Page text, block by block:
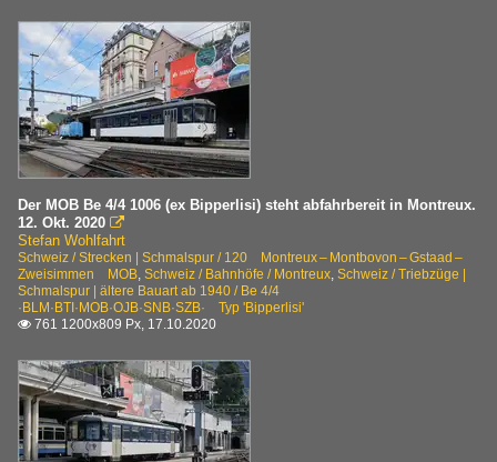
Der MOB Be 4/4 1006 (ex Bipperlisi) steht abfahrbereit in Montreux.
12. Okt. 2020 
Stefan Wohlfahrt
Schweiz / Strecken | Schmalspur / 120 Montreux – Montbovon – Gstaad –
Zweisimmen MOB Schweiz / Bahnhöfe / Montreux Schweiz / Triebzüge |
Schmalspur | ältere Bauart ab 1940 / Be 4/4
·BLM·BTI·MOB·OJB·SNB·SZB· Typ 'Bipperlisi'
 761 1200x809 Px, 17.10.2020